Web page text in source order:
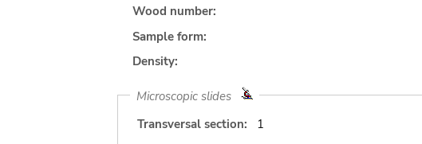
Wood number:
Sample form:
Density:
Microscopic slides
Transversal section:
1